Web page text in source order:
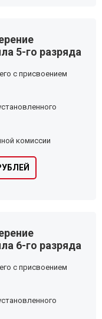
5-го разряда
с присвоением
комиссии
6-го разряда
с присвоением